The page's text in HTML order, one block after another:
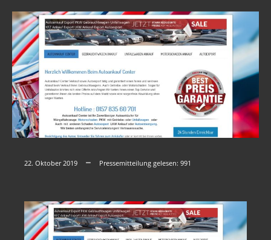
22. Oktober 2019 Pressemitteilung gelesen: 991